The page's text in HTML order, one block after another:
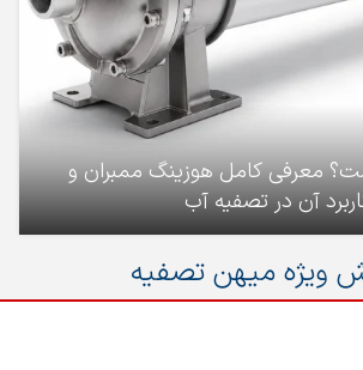
معرفی کامل هوزینگ ممبران و
آن در تصفیه آب
ویژه میهن تصفیه